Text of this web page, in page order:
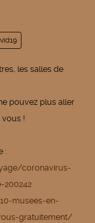
les salles de
pouvez plus aller
!
:
coronavirus-
200242
musees-en-
gratuitement/